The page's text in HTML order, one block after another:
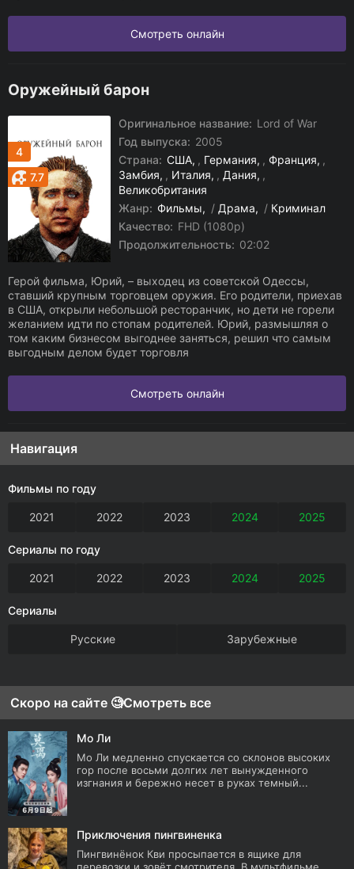
Смотреть онлайн
Оружейный барон
4
7.7
Оригинальное название: Lord of War
Год выпуска: 2005
Страна: США , Германия , Франция ,
Замбия , Италия , Дания ,
Великобритания
Жанр: Фильмы / Драма / Криминал
Качество: FHD (1080p)
Продолжительность: 02:02
Герой фильма, Юрий, – выходец из советской Одессы,
ставший крупным торговцем оружия. Его родители, приехав
в США, открыли небольшой ресторанчик, но дети не горели
желанием идти по стопам родителей. Юрий, размышляя о
том каким бизнесом выгоднее заняться, решил что самым
выгодным делом будет торговля
Смотреть онлайн
Навигация
Фильмы по году
2021 2022 2023 2024 2025
Сериалы по году
2021 2022 2023 2024 2025
Сериалы
Русские Зарубежные
Скоро на сайте 🧐Смотреть все
Мо Ли
Мо Ли медленно спускается со склонов высоких
гор после восьми долгих лет вынужденного
изгнания и бережно несет в руках темный...
Приключения пингвиненка
Пингвинёнок Кви просыпается в ящике для